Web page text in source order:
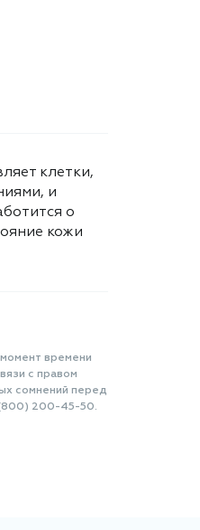
клетки,
и
о
кожи
времени
с правом
сомнений перед
(800) 200-45-50.